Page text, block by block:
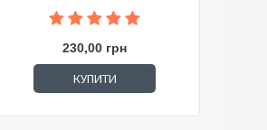
230,00 грн
КУПИТИ